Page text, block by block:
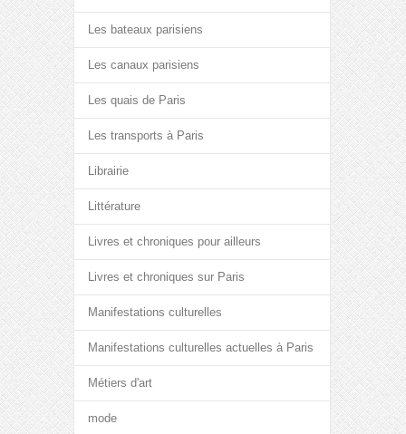
Les bateaux parisiens
Les canaux parisiens
Les quais de Paris
Les transports à Paris
Librairie
Littérature
Livres et chroniques pour ailleurs
Livres et chroniques sur Paris
Manifestations culturelles
Manifestations culturelles actuelles à Paris
Métiers d'art
mode